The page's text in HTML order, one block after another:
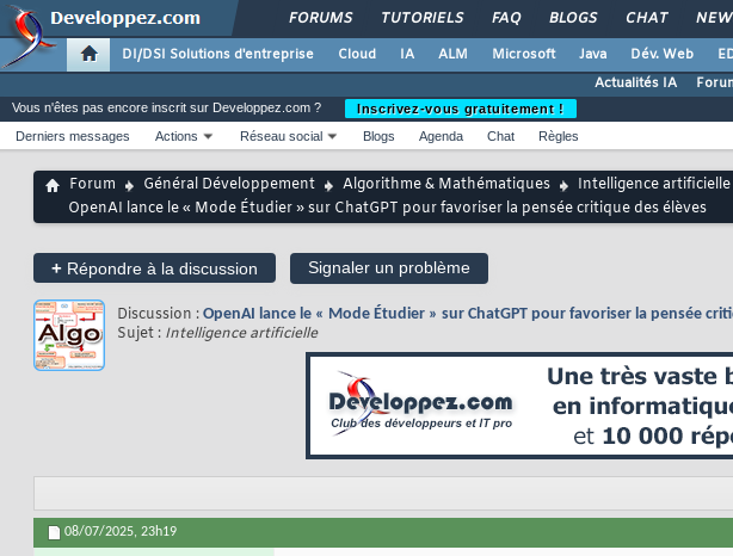
FORUMS TUTORIELS FAQ BLOGS CHAT
DI/DSI Solutions d'entreprise Cloud IA ALM Microsoft Java Dév. Web
Actualités IA
Vous n'êtes pas encore inscrit sur Developpez.com ?
Inscrivez-vous gratuitement !
Derniers messages
Actions Réseau social Blogs Agenda Chat Règles
Forum Général Développement Algorithme & Mathématiques
Intelligence artificielle
OpenAI lance le « Mode Étudier » sur ChatGPT pour favoriser la pensée critique des élèves
+ Répondre à la discussion Signaler un problème
Discussion : OpenAI lance le « Mode Étudier » sur ChatGPT pour favoriser la pensée
Sujet : Intelligence artificielle
08/07/2025, 23h19